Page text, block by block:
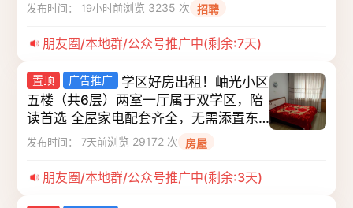
发布时间： 19小时前浏览 3235 次 招聘
朋友圈/本地群/公众号推广中(剩余:7天)
置顶 广告推广
学区好房出租！岫光小区
五楼（共6层）两室一厅属于双学区，陪
读首选 全屋家电配套齐全，无需添置东
西，拎包入住 采光日常都很好，双阳卧
发布时间： 7天前浏览 29172 次 房屋
朋友圈/本地群/公众号推广中(剩余:3天)